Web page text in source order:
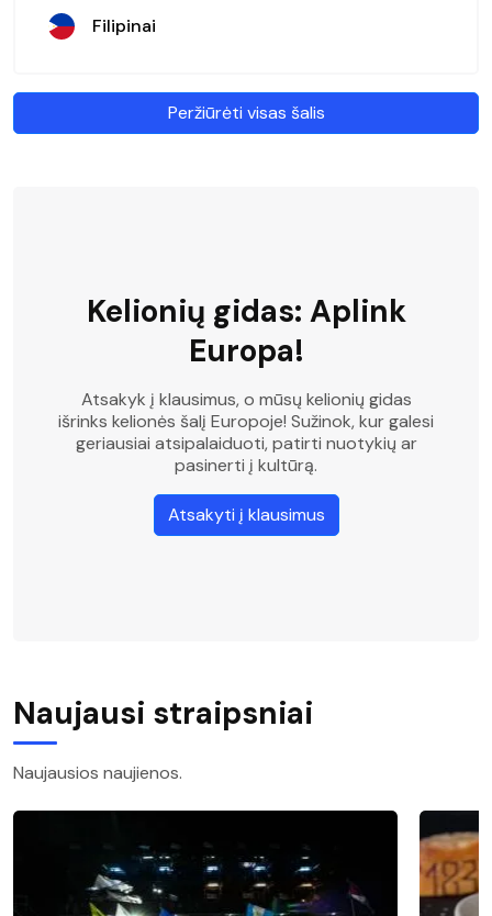
Filipinai
Peržiūrėti visas šalis
Kelionių gidas: Aplink
Europa!
Atsakyk į klausimus, o mūsų kelionių gidas
išrinks kelionės šalį Europoje! Sužinok, kur galesi
geriausiai atsipalaiduoti, patirti nuotykių ar
pasinerti į kultūrą.
Atsakyti į klausimus
Naujausi straipsniai
Naujausios naujienos.